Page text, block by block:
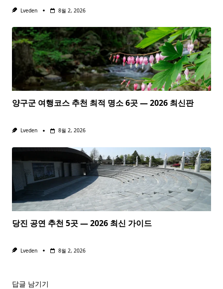
Lveden 8월 2, 2026
양구군 여행코스 추천 최적 명소 6곳 — 2026 최신판
Lveden 8월 2, 2026
당진 공연 추천 5곳 — 2026 최신 가이드
Lveden 8월 2, 2026
답글 남기기